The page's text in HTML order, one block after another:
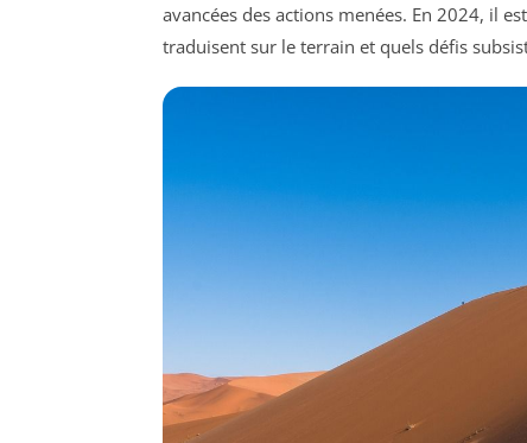
avancées des actions menées. En 2024, il
traduisent sur le terrain et quels défis